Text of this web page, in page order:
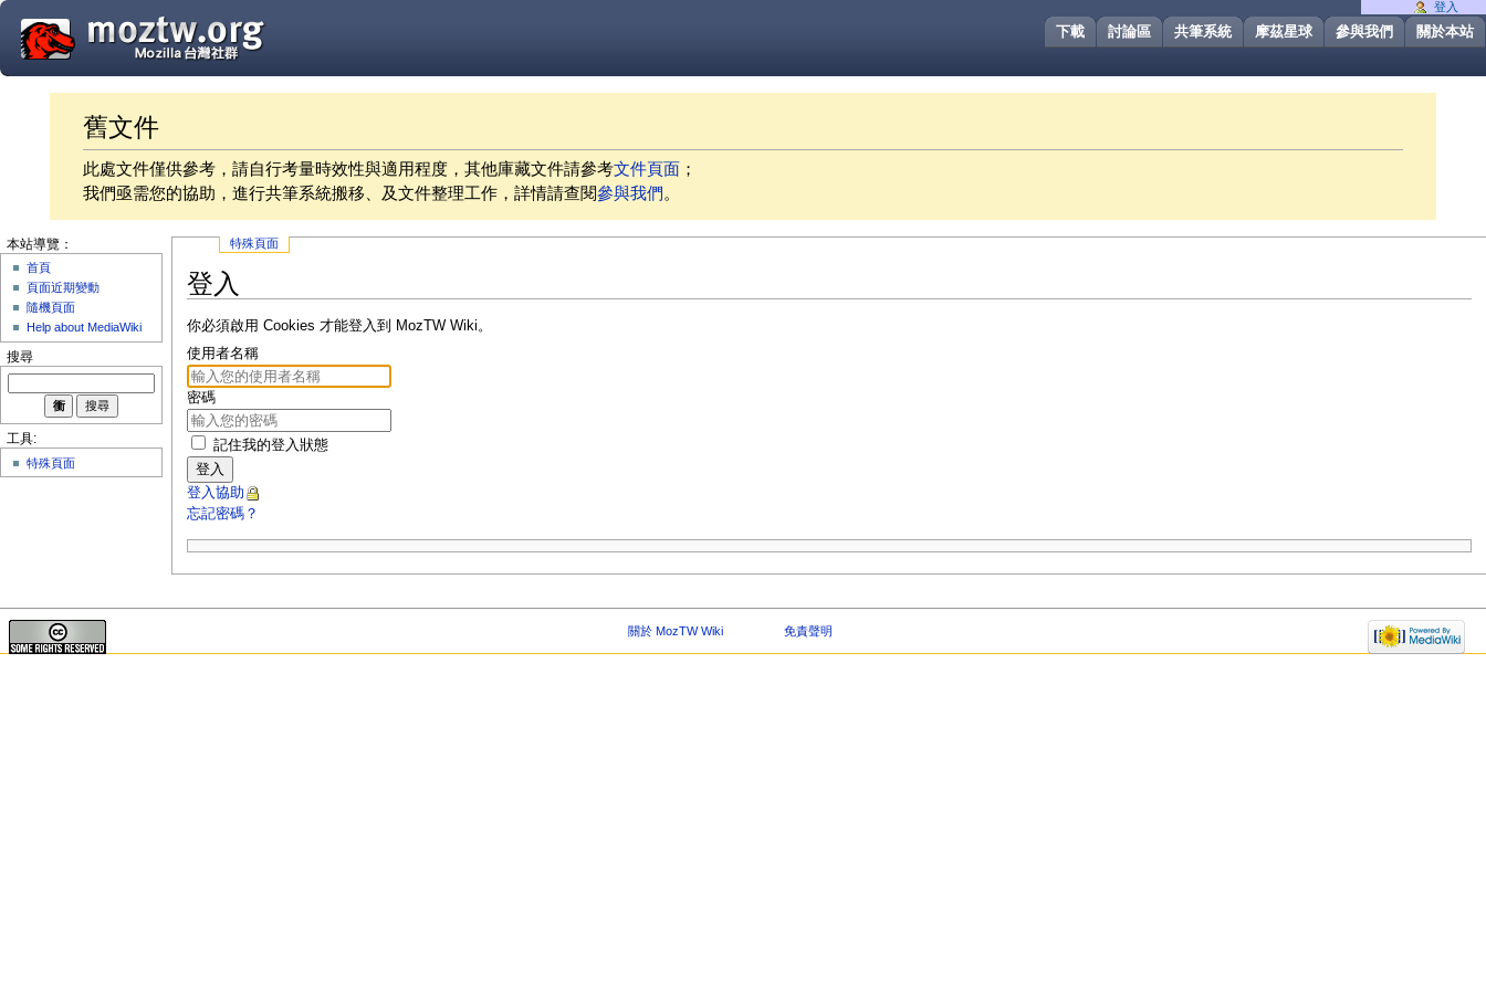
關於本站
參與我們
摩茲星球
共筆系統
討論區
下載
舊文件
此處文件僅供參考，請自行考量時效性與適用程度，其他庫藏文件請參考文件頁面 ；
我們亟需您的協助，進行共筆系統搬移、及文件整理工作，詳情請查閱參與我們。
特殊頁面
登入
你必須啟用 Cookies 才能登入到 MozTW Wiki。
使用者名稱
密碼
記住我的登入狀態
登入
登入協助
忘記密碼？
登入
本站導覽：
首頁
頁面近期變動
隨機頁面
Help about MediaWiki
搜尋
工具:
特殊頁面
關於 MozTW Wiki 免責聲明